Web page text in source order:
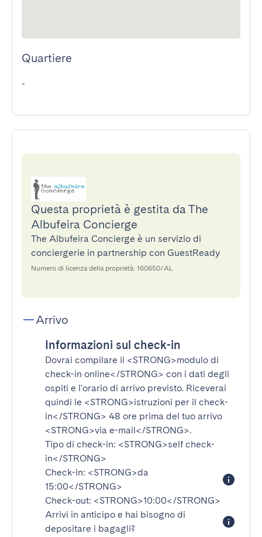
Quartiere
-
Questa proprietà è gestita da The
Albufeira Concierge
The Albufeira Concierge è un servizio di
conciergerie in partnership con GuestReady
Numero di licenza della proprietà: 160650/AL
Arrivo
Informazioni sul check-in
Dovrai compilare il <STRONG>modulo di
check-in online</STRONG> con i dati degli
ospiti e l'orario di arrivo previsto. Riceverai
quindi le <STRONG>istruzioni per il check-
in</STRONG> 48 ore prima del tuo arrivo
<STRONG>via e-mail</STRONG>.
Tipo di check-in: <STRONG>self check-
in</STRONG>
Check-in: <STRONG>da
15:00</STRONG>
Check-out: <STRONG>10:00</STRONG>
Arrivi in anticipo e hai bisogno di
depositare i bagagli?